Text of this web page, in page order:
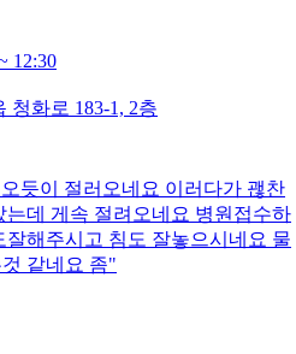
12:30
청화로 183-1, 2층
듯이 절러오네요 이러다가 괞찬
데 게속 절려오네요 병원접수하
잘해주시고 침도 잘놓으시네요 물
같네요 좀"